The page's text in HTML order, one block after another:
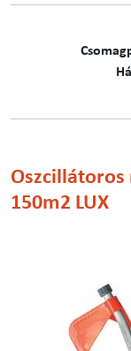
Oszcillátoros
150m2 LUX